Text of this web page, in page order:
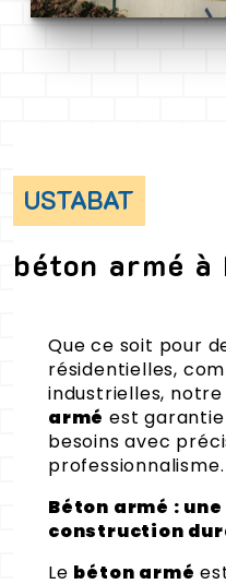
USTABAT
béton armé à
Que ce soit pour
résidentielles,
industrielles,
armé est
besoins avec
professionnalisme.
Béton armé :
construction
Le béton armé